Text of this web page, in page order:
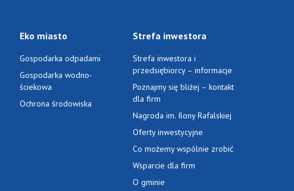
Eko miasto
Gospodarka odpadami
Gospodarka wodno-
ściekowa
Ochrona środowiska
Strefa inwestora
Strefa inwestora i
przedsiębiorcy – informacje
Poznajmy się bliżej – kontakt
dla firm
Nagroda im. Ilony Rafalskiej
Oferty inwestycyjne
Co możemy wspólnie zrobić
Wsparcie dla firm
O gminie